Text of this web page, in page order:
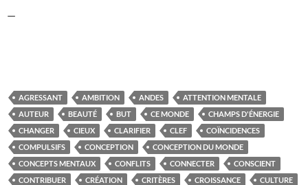
—
AGRESSANT AMBITION ANDES
ATTENTION MENTALE
AUTEUR
BEAUTÉ BUT CE MONDE
CHAMPS D'ÉNERGIE
CHANGER
CIEUX CLARIFIER CLEF
COÏNCIDENCES
COMPULSIFS
CONCEPTION
CONCEPTION DU MONDE
CONCEPTS MENTAUX
CONFLITS CONNECTER
CONSCIENT
CONTRIBUER
CRÉATION CRITÈRES CROISSANCE
CULTURE